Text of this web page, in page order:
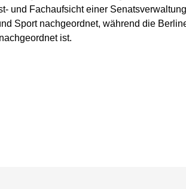
und Fachaufsicht einer
Sport nachgeordnet, während die
ist.